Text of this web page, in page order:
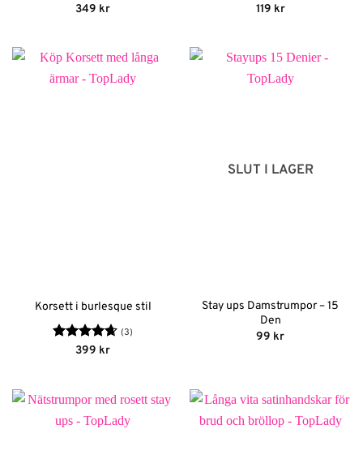
Betygsatt
349 kr
Betygsatt
119 kr
Korsett i burlesque stil
Betygsatt
(3)
399 kr
SLUT I LAGER
Stay ups Damstrumpor – 15
Den
99 kr